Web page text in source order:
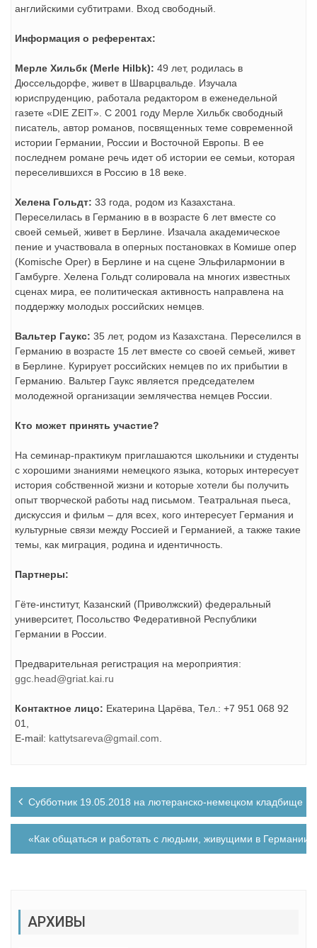
английскими субтитрами. Вход свободный.
Информация о референтах:
Мерле Хильбк (Merle Hilbk): 49 лет, родилась в
Дюссельдорфе, живет в Шварцвальде. Изучала
юриспруденцию, работала редактором в еженедельной
газете «DIE ZEIT». С 2001 году Мерле Хильбк свободный
писатель, автор романов, посвященных теме современной
истории Германии, России и Восточной Европы. В ее
последнем романе речь идет об истории ее семьи, которая
переселившихся в Россию в 18 веке.
Хелена Гольдт: 33 года, родом из Казахстана.
Переселилась в Германию в в возрасте 6 лет вместе со
своей семьей, живет в Берлине. Изачала академическое
пение и участвовала в оперных постановках в Комише опер
(Komische Oper) в Берлине и на сцене Эльфилармонии в
Гамбурге. Хелена Гольдт солировала на многих известных
сценах мира, ее политическая активность направлена на
поддержку молодых российских немцев.
Вальтер Гаукс: 35 лет, родом из Казахстана. Переселился в
Германию в возрасте 15 лет вместе со своей семьей, живет
в Берлине. Курирует российских немцев по их прибытии в
Германию. Вальтер Гаукс является председателем
молодежной организации землячества немцев России.
Кто может принять участие?
На семинар-практикум приглашаются школьники и студенты
с хорошими знаниями немецкого языка, которых интересует
история собственной жизни и которые хотели бы получить
опыт творческой работы над письмом. Театральная пьеса,
дискуссия и фильм – для всех, кого интересует Германия и
культурные связи между Россией и Германией, а также такие
темы, как миграция, родина и идентичность.
Партнеры:
Гёте-институт, Казанский (Приволжский) федеральный
университет, Посольство Федеративной Республики
Германии в России.
Предварительная регистрация на мероприятия:
ggc.head@griat.kai.ru
Контактное лицо: Екатерина Царёва, Тел.: +7 951 068 92
01,
E-mail: kattytsareva@gmail.com
Навигация
записям
Субботник 19.05.2018 на лютеранско-немецком кладбище
«Как общаться и работать с людьми, живущими в Германии»
АРХИВЫ